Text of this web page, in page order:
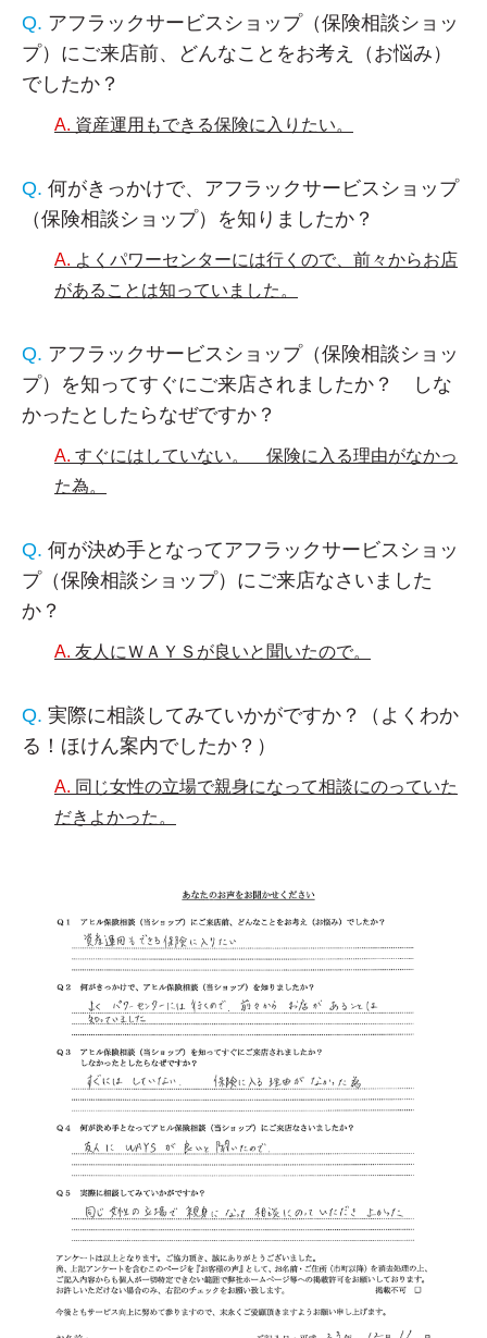
アフラックサービスショップ（保険相談ショッ
プ）にご来店前、どんなことをお考え（お悩み）
でしたか？
資産運用もできる保険に入りたい。
何がきっかけで、アフラックサービスショップ
（保険相談ショップ）を知りましたか？
よくパワーセンターには行くので、前々からお店
があることは知っていました。
アフラックサービスショップ（保険相談ショッ
プ）を知ってすぐにご来店されましたか？ しな
かったとしたらなぜですか？
すぐにはしていない。 保険に入る理由がなかっ
た為。
何が決め手となってアフラックサービスショッ
プ（保険相談ショップ）にご来店なさいました
か？
友人にＷＡＹＳが良いと聞いたので。
実際に相談してみていかがですか？（よくわか
る！ほけん案内でしたか？）
同じ女性の立場で親身になって相談にのっていた
だきよかった。